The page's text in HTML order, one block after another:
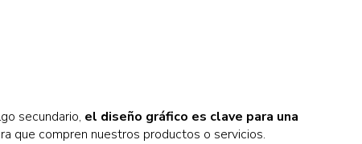
secundario, el diseño gráfico es clave para una
que compren nuestros productos o servicios.